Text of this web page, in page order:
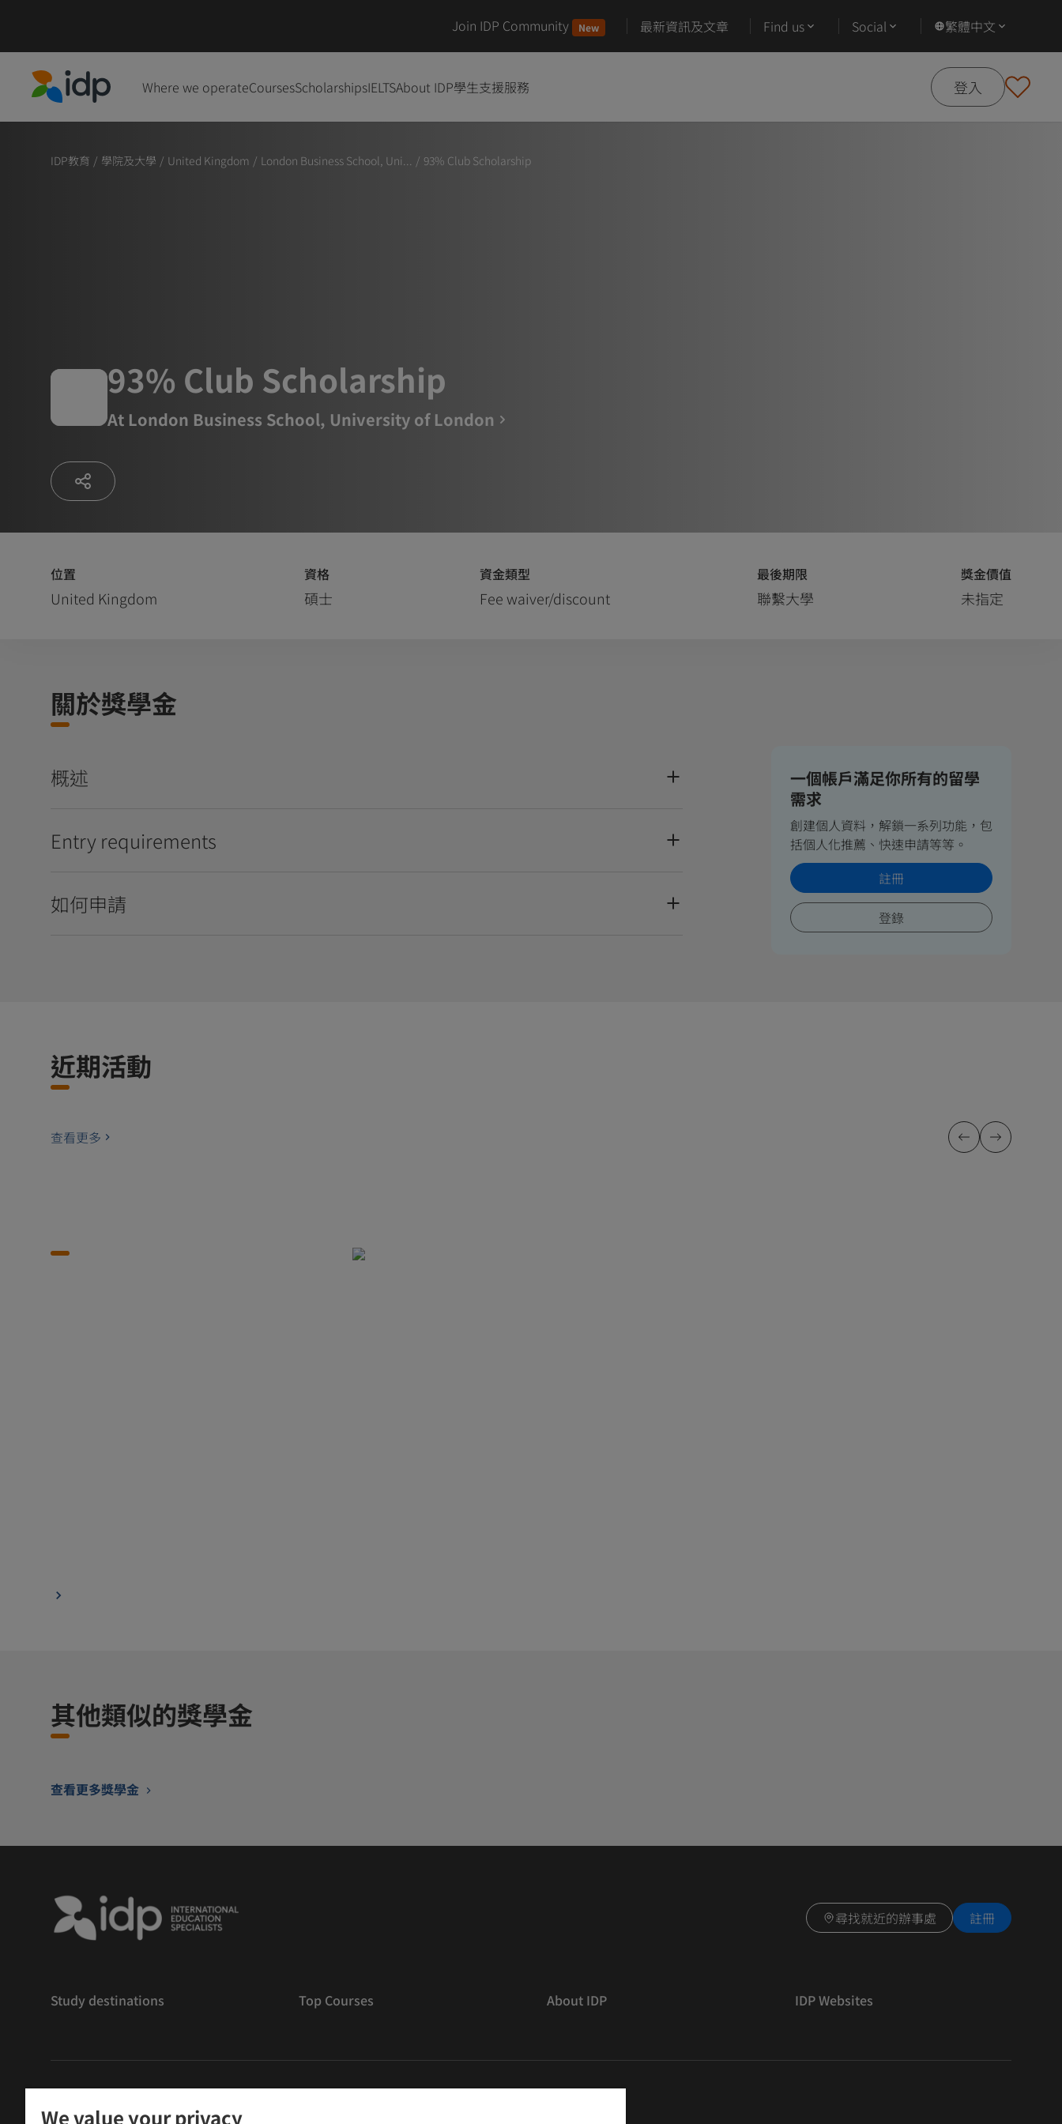
Join IDP Community New 最新資訊及文章 Find us Social 繁體中文
Where we operateCoursesScholarshipsIELTSAbout IDP學生支援服務 登入
IDP教育 / 學院及大學 / United Kingdom / London Business School, Uni... / 93% Club Scholarship
93% Club Scholarship
At London Business School, University of London
位置
United Kingdom
資格
碩士
資金類型
Fee waiver/discount
最後期限
聯繫大學
獎金價值
未指定
關於獎學金
概述
Entry requirements
如何申請
一個帳戶滿足你所有的留學
需求
創建個人資料，解鎖一系列功能，包
括個人化推薦、快速申請等等。
註冊
登錄
近期活動
查看更多
其他類似的獎學金
查看更多獎學金
尋找就近的辦事處 註冊
Study destinations Top Courses About IDP IDP Websites
We value your privacy